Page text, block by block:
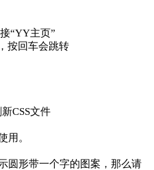
“YY主页”
按回车会跳转
CSS文件
用。
圆形带一个字的图案，那么请